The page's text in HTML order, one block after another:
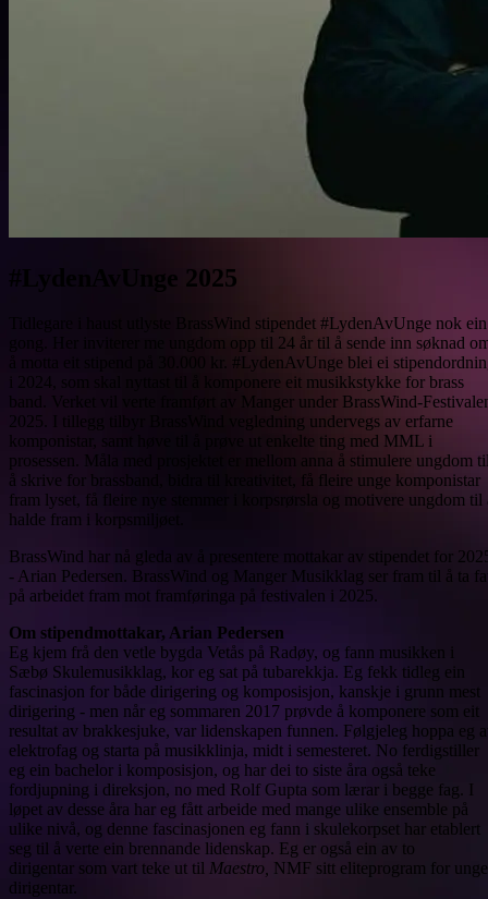
#LydenAvUnge 2025
Tidlegare i haust utlyste BrassWind stipendet #LydenAvUnge nok ein
gong. Her inviterer me ungdom opp til 24 år til å sende inn søknad
å motta eit stipend på 30.000 kr. #LydenAvUnge blei ei
i 2024, som skal nyttast til å komponere eit musikkstykke for brass
band. Verket vil verte framført av Manger under BrassWind-
2025. I tillegg tilbyr BrassWind vegledning undervegs av erfarne
komponistar, samt høve til å prøve ut enkelte ting med MML i
prosessen. Måla med prosjektet er mellom anna å stimulere ungdom
å skrive for brassband, bidra til kreativitet, få fleire unge komponistar
fram lyset, få fleire nye stemmer i korpsrørsla og motivere ungdom til
halde fram i korpsmiljøet.
BrassWind har nå gleda av å presentere mottakar av stipendet for
- Arian Pedersen. BrassWind og Manger Musikklag ser fram til å ta
på arbeidet fram mot framføringa på festivalen i 2025.
Om stipendmottakar, Arian Pedersen
Eg kjem frå den vetle bygda Vetås på Radøy, og fann musikken i
Sæbø Skulemusikklag, kor eg sat på tubarekkja. Eg fekk tidleg ein
fascinasjon for både dirigering og komposisjon, kanskje i grunn mest
dirigering - men når eg sommaren 2017 prøvde å komponere som eit
resultat av brakkesjuke, var lidenskapen funnen. Følgjeleg hoppa eg
elektrofag og starta på musikklinja, midt i semesteret. No ferdigstiller
eg ein bachelor i komposisjon, og har dei to siste åra også teke
fordjupning i direksjon, no med Rolf Gupta som lærar i begge fag. I
løpet av desse åra har eg fått arbeide med mange ulike ensemble på
ulike nivå, og denne fascinasjonen eg fann i skulekorpset har etablert
seg til å verte ein brennande lidenskap. Eg er også ein av to
dirigentar som vart teke ut til Maestro, NMF sitt eliteprogram for unge
dirigentar.